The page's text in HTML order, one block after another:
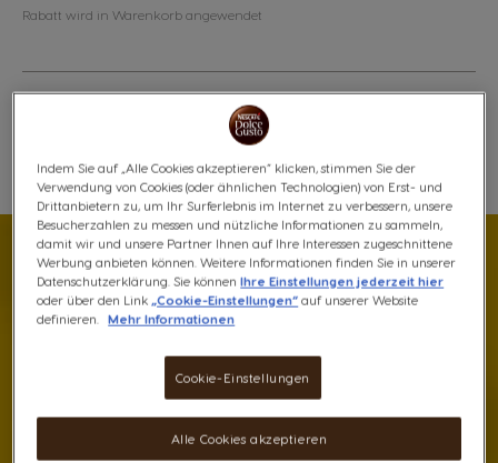
Rabatt wird in Warenkorb angewendet
Zur Wunschliste Hinzufügen
Zur Wunschliste Hinzufügen
Indem Sie auf „Alle Cookies akzeptieren“ klicken, stimmen Sie der
Verwendung von Cookies (oder ähnlichen Technologien) von Erst- und
Drittanbietern zu, um Ihr Surferlebnis im Internet zu verbessern, unsere
Besucherzahlen zu messen und nützliche Informationen zu sammeln,
damit wir und unsere Partner Ihnen auf Ihre Interessen zugeschnittene
Werbung anbieten können. Weitere Informationen finden Sie in unserer
Datenschutzerklärung. Sie könnenIhre Einstellungen jederzeit hier
oder über den Link„Cookie-Einstellungen“ auf unserer Website
definieren.
Mehr Informationen
Cookie-Einstellungen
Alle Cookies akzeptieren